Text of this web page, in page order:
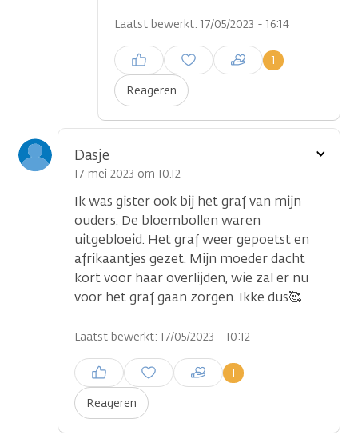
Laatst bewerkt: 17/05/2023 - 16:14
Reageren
1
Inloggen om een reactie te
plaatsen
Dasje
17 mei 2023 om 10.12
Ik was gister ook bij het graf van mijn
ouders. De bloembollen waren
uitgebloeid. Het graf weer gepoetst en
afrikaantjes gezet. Mijn moeder dacht
kort voor haar overlijden, wie zal er nu
voor het graf gaan zorgen. Ikke dus🥰
Laatst bewerkt: 17/05/2023 - 10:12
Reageren
1
Inloggen om een reactie te
plaatsen
Toon